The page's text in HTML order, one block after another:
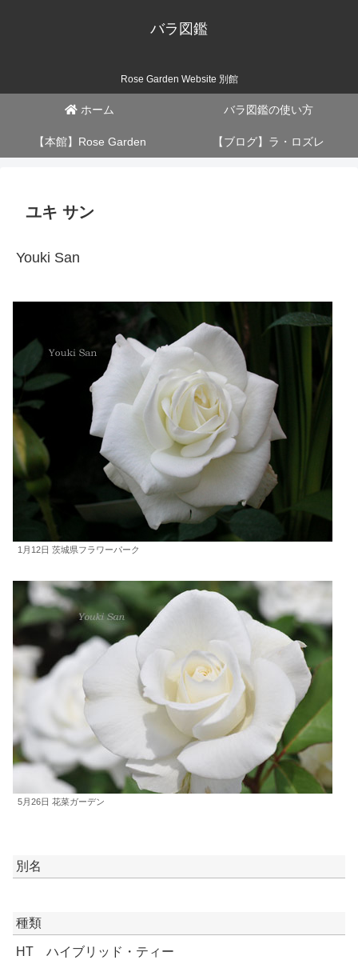
バラ図鑑
Rose Garden Website 別館
ホーム バラ図鑑の使い方
【本館】Rose Garden 【ブログ】ラ・ロズレ
ユキ サン
Youki San
1月12日 茨城県フラワーパーク
5月26日 花菜ガーデン
別名
種類
HT ハイブリッド・ティー